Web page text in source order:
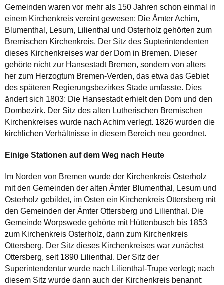
Gemeinden waren vor mehr als 150 Jahren schon einmal in
einem Kirchenkreis vereint gewesen: Die Ämter Achim,
Blumenthal, Lesum, Lilienthal und Osterholz gehörten zum
Bremischen Kirchenkreis. Der Sitz des Supterintendenten
dieses Kirchenkreises war der Dom in Bremen. Dieser
gehörte nicht zur Hansestadt Bremen, sondern von alters
her zum Herzogtum Bremen-Verden, das etwa das Gebiet
des späteren Regierungsbezirkes Stade umfasste. Dies
ändert sich 1803: Die Hansestadt erhielt den Dom und den
Dombezirk. Der Sitz des alten Lutherischen Bremischen
Kirchenkreises wurde nach Achim verlegt. 1826 wurden die
kirchlichen Verhältnisse in diesem Bereich neu geordnet.
Einige Stationen auf dem Weg nach Heute
Im Norden von Bremen wurde der Kirchenkreis Osterholz
mit den Gemeinden der alten Ämter Blumenthal, Lesum und
Osterholz gebildet, im Osten ein Kirchenkreis Ottersberg mit
den Gemeinden der Ämter Ottersberg und Lilienthal. Die
Gemeinde Worpswede gehörte mit Hüttenbusch bis 1853
zum Kirchenkreis Osterholz, dann zum Kirchenkreis
Ottersberg. Der Sitz dieses Kirchenkreises war zunächst
Ottersberg, seit 1890 Lilienthal. Der Sitz der
Superintendentur wurde nach Lilienthal-Trupe verlegt; nach
diesem Sitz wurde dann auch der Kirchenkreis benannt: